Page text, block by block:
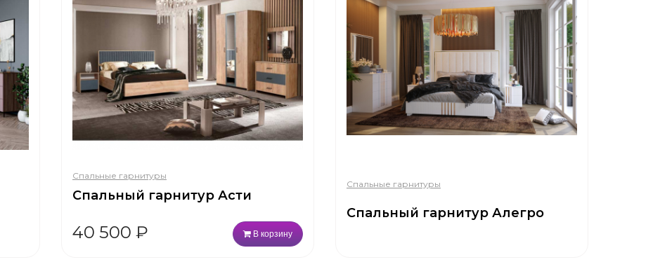
Спальные гарнитуры
Спальный гарнитур Асти
40 500 ₽ В корзину
Спальные гарнитуры
Спальный гарнитур Алегро